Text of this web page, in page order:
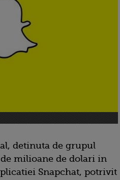
detinuta de grupul
milioane de dolari in
Snapchat, potrivit